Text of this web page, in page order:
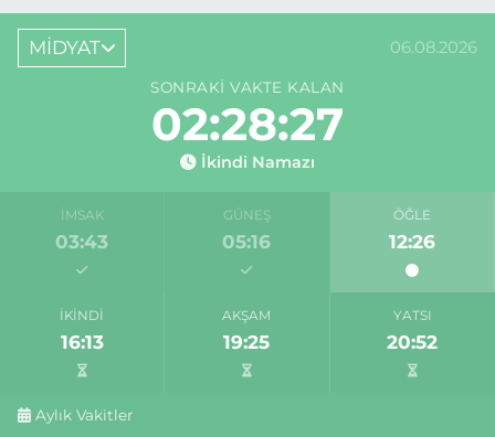
MİDYAT 06.08.2026
SONRAKI VAKTE KALAN
02:28:27
İkindi Namazı
İMSAK
03:43
GÜNEŞ
05:16
ÖĞLE
12:26
İKINDI
16:13
AKŞAM
19:25
YATSI
20:52
Aylık Vakitler